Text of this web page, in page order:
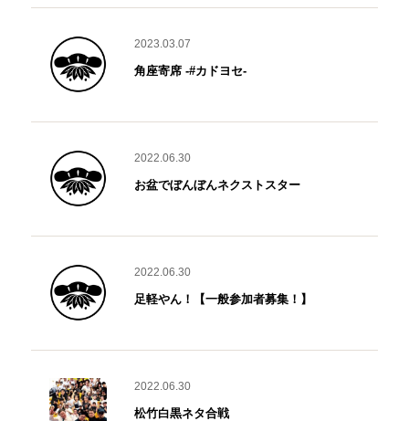
2023.03.07
角座寄席 -#カドヨセ-
2022.06.30
お盆でぼんぼんネクストスター
2022.06.30
足軽やん！【一般参加者募集！】
2022.06.30
松竹白黒ネタ合戦